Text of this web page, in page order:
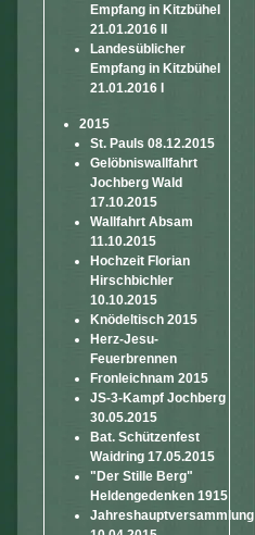
Empfang in Kitzbühel
21.01.2016 II
Landesüblicher
Empfang in Kitzbühel
21.01.2016 I
2015
St. Pauls 08.12.2015
Gelöbniswallfahrt
Jochberg Wald
17.10.2015
Wallfahrt Absam
11.10.2015
Hochzeit Florian
Hirschbichler
10.10.2015
Knödeltisch 2015
Herz-Jesu-
Feuerbrennen
Fronleichnam 2015
JS-3-Kampf Jochberg
30.05.2015
Bat. Schützenfest
Waidring 17.05.2015
"Der Stille Berg"
Heldengedenken 1915
Jahreshauptversammlung